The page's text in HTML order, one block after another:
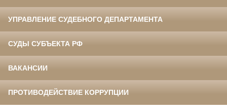
УПРАВЛЕНИЕ СУДЕБНОГО ДЕПАРТАМЕНТА
СУДЫ СУБЪЕКТА РФ
ВАКАНСИИ
ПРОТИВОДЕЙСТВИЕ КОРРУПЦИИ